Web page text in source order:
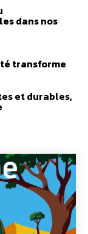
dans nos
transforme
et durables,